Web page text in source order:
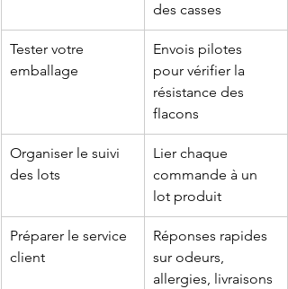
des casses
Tester votre
emballage
Envois pilotes
pour vérifier la
résistance des
flacons
Organiser le suivi
des lots
Lier chaque
commande à un
lot produit
Préparer le service
client
Réponses rapides
sur odeurs,
allergies, livraisons